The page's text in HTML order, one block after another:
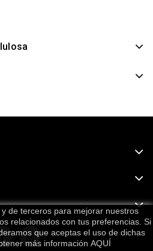
de terceros para mejorar nuestros
relacionados con tus preferencias. Si
que aceptas el uso de dichas
más información AQUÍ